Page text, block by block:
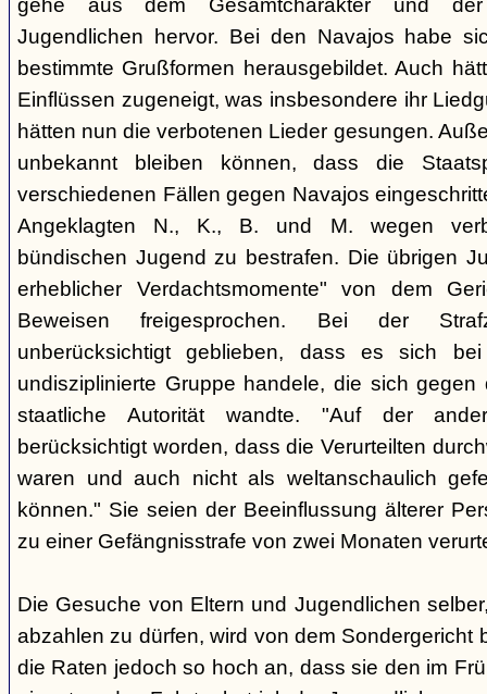
gehe aus dem Gesamtcharakter und der
Jugendlichen hervor. Bei den Navajos habe
bestimmte Grußformen herausgebildet. Auch
Einflüssen zugeneigt, was insbesondere ihr
hätten nun die verbotenen Lieder gesungen.
unbekannt bleiben können, dass die
verschiedenen Fällen gegen Navajos
Angeklagten N., K., B. und M. wegen
bündischen Jugend zu bestrafen. Die übrigen
erheblicher Verdachtsmomente" von dem
Beweisen freigesprochen. Bei der
unberücksichtigt geblieben, dass es sich
undisziplinierte Gruppe handele, die sich
staatliche Autorität wandte. "Auf der
berücksichtigt worden, dass die Verurteilten
waren und auch nicht als weltanschaulich
können." Sie seien der Beeinflussung älterer
zu einer Gefängnisstrafe von zwei Monaten
Die Gesuche von Eltern und Jugendlichen
abzahlen zu dürfen, wird von dem Sondergericht
die Raten jedoch so hoch an, dass sie den im